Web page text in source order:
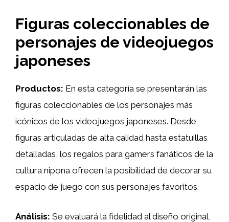
Figuras coleccionables de
personajes de videojuegos
japoneses
Productos: En esta categoría se presentarán las
figuras coleccionables de los personajes más
icónicos de los videojuegos japoneses. Desde
figuras articuladas de alta calidad hasta estatuillas
detalladas, los regalos para gamers fanáticos de la
cultura nipona ofrecen la posibilidad de decorar su
espacio de juego con sus personajes favoritos.
Análisis: Se evaluará la fidelidad al diseño original,